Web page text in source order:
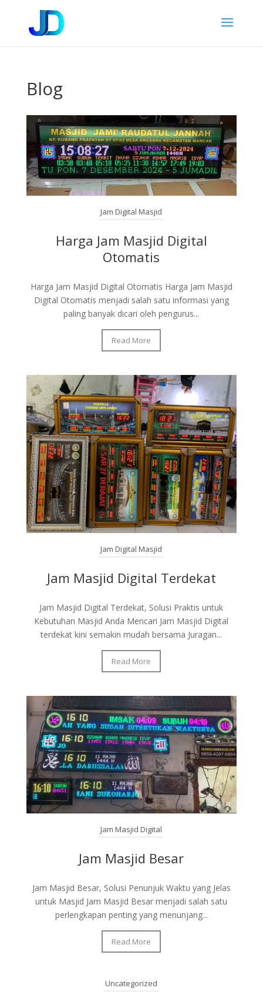
Blog
Jam Digital Masjid
Harga Jam Masjid Digital
Otomatis
Harga Jam Masjid Digital Otomatis Harga Jam Masjid
Digital Otomatis menjadi salah satu informasi yang
paling banyak dicari oleh pengurus...
Read More
Jam Digital Masjid
Jam Masjid Digital Terdekat
Jam Masjid Digital Terdekat, Solusi Praktis untuk
Kebutuhan Masjid Anda Mencari Jam Masjid Digital
terdekat kini semakin mudah bersama Juragan...
Read More
Jam Masjid Digital
Jam Masjid Besar
Jam Masjid Besar, Solusi Penunjuk Waktu yang Jelas
untuk Masjid Jam Masjid Besar menjadi salah satu
perlengkapan penting yang menunjang...
Read More
Uncategorized